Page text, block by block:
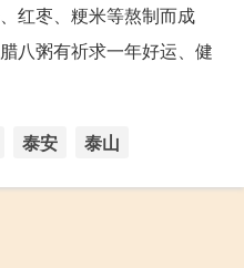
红枣、粳米等熬制而成
八粥有祈求一年好运、健
泰安 泰山